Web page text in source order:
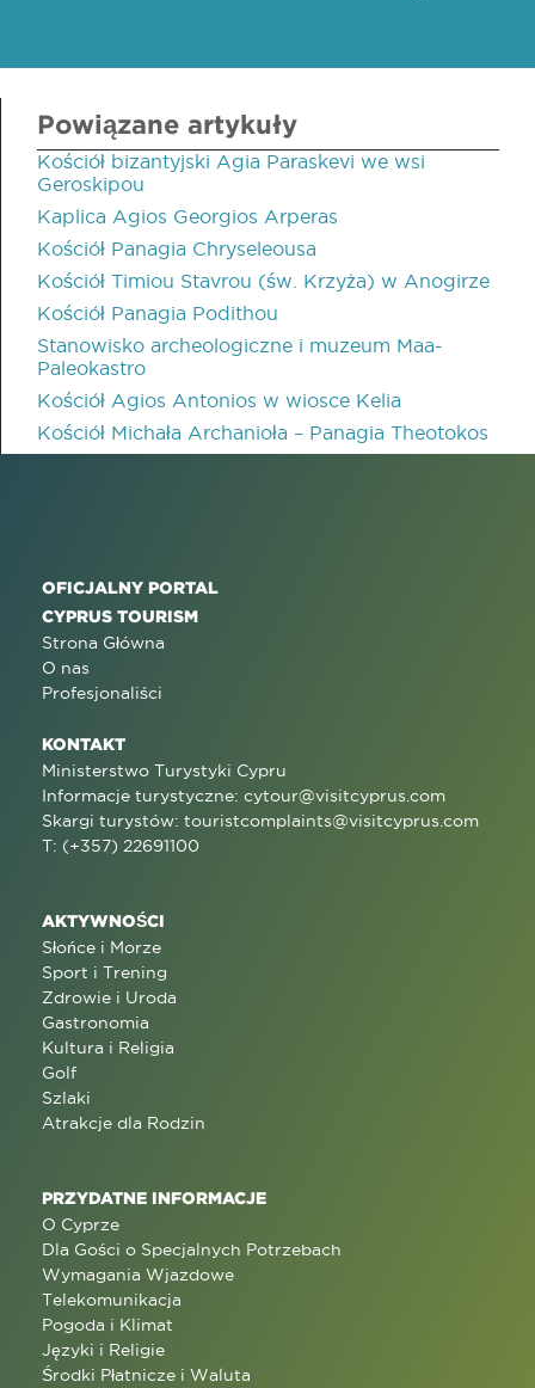
Powiązane artykuły
Kościół bizantyjski Agia Paraskevi we wsi
Geroskipou
Kaplica Agios Georgios Arperas
Kościół Panagia Chryseleousa
Kościół Timiou Stavrou (św. Krzyża) w Anogirze
Kościół Panagia Podithou
Stanowisko archeologiczne i muzeum Maa-
Paleokastro
Kościół Agios Antonios w wiosce Kelia
Kościół Michała Archanioła – Panagia Theotokos
OFICJALNY PORTAL
CYPRUS TOURISM
Strona Główna
O nas
Profesjonaliści
KONTAKT
Ministerstwo Turystyki Cypru
Informacje turystyczne: cytour@visitcyprus.com
Skargi turystów: touristcomplaints@visitcyprus.com
T: (+357) 22691100
AKTYWNOŚCI
Słońce i Morze
Sport i Trening
Zdrowie i Uroda
Gastronomia
Kultura i Religia
Golf
Szlaki
Atrakcje dla Rodzin
PRZYDATNE INFORMACJE
O Cyprze
Dla Gości o Specjalnych Potrzebach
Wymagania Wjazdowe
Telekomunikacja
Pogoda i Klimat
Języki i Religie
Środki Płatnicze i Waluta